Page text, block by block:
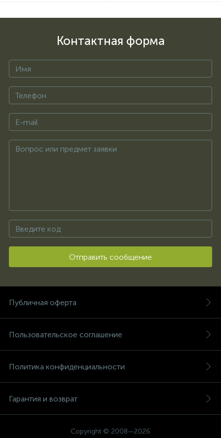
Контактная форма
Отправить сообщение
Публичная оферта
Пользовательское соглашение
Политика конфиденциальности
Гарантия и возврат
Copyright © 2008—2026